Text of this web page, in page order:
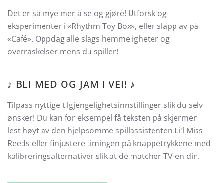
Det er så mye mer å se og gjøre! Utforsk og
eksperimenter i «Rhythm Toy Box», eller slapp av på
«Café». Oppdag alle slags hemmeligheter og
overraskelser mens du spiller!
♪ BLI MED OG JAM I VEI! ♪
Tilpass nyttige tilgjengelighetsinnstillinger slik du selv
ønsker! Du kan for eksempel få teksten på skjermen
lest høyt av den hjelpsomme spillassistenten Li'l Miss
Reeds eller finjustere timingen på knappetrykkene med
kalibreringsalternativer slik at de matcher TV-en din.